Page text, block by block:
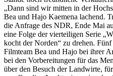
„Dann sind wir mitten in der
Bea und Hajo Kaemena lachend.
die Anfrage des NDR, Ende Mai
eine Folge der vierteiligen Serie
kocht der Norden“ zu drehen.
Filmteam Bea und Hajo bei ihrer
bei den Vorbereitungen für das
über den Besuch der Landwirte,